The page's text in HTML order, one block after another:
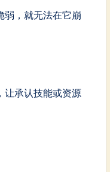
弱，就无法在它崩
让承认技能或资源